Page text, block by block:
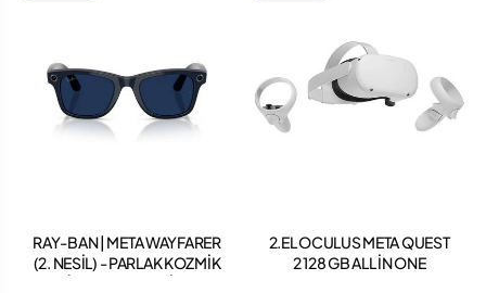
RAY-BAN | META WAYFARER
(2. NESİL) - PARLAK KOZMİK
2.EL OCULUS META QUEST
2 128 GB ALL İN ONE